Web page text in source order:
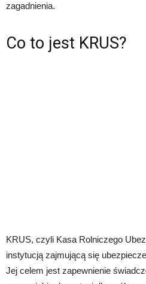
zagadnienia.
Co to jest KRUS?
KRUS, czyli Kasa Rolniczego
instytucją zajmującą się
Jej celem jest zapewnienie